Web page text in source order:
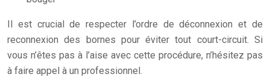
Il est crucial de respecter l’ordre de déconnexion et de
reconnexion des bornes pour éviter tout court-circuit. Si
vous n’êtes pas à l’aise avec cette procédure, n’hésitez pas
à faire appel à un professionnel.